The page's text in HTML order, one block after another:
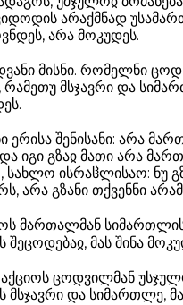
არაქმნად
არა მოკუდეს.
მისნი. რომელნი
რამეთუ მსჯავრი და
ერისა შენისანი: არა
იგი გზაჲ მათი არა
ისრაჱლისაო: ნუ
არა გზანი თქვენნი
მართალმან
შეცოდებაჲ, მას შინა
ცოდვილმან
მსჯავრი და სიმართლე,